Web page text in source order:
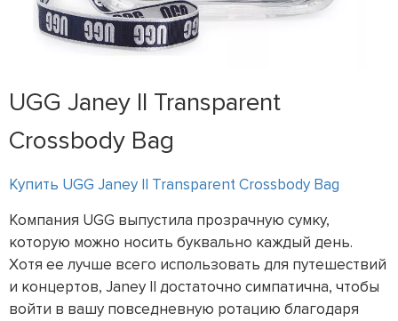
UGG Janey II Transparent
Crossbody Bag
Купить UGG Janey II Transparent Crossbody Bag
Компания UGG выпустила прозрачную сумку,
которую можно носить буквально каждый день.
Хотя ее лучше всего использовать для путешествий
и концертов, Janey II достаточно симпатична, чтобы
войти в вашу повседневную ротацию благодаря